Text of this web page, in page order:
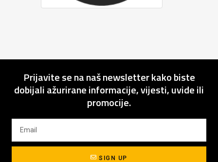
Prijavite se na naš newsletter kako biste
dobijali ažurirane informacije, vijesti, uvide ili
promocije.
SIGN UP